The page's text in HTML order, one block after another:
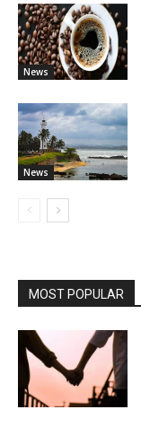
News
News
MOST POPULAR